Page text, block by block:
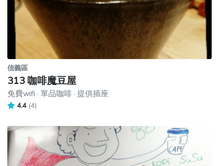
信義區
313 咖啡魔豆屋
免費wifi · 單品咖啡 · 提供插座
4.4 (4)